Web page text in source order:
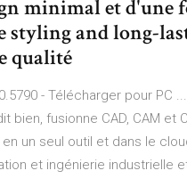
minimal et
and long-
qualité
- Télécharger pour
bien, fusionne CAD, CAM et
un seul outil et dans le
et ingénierie industrielle